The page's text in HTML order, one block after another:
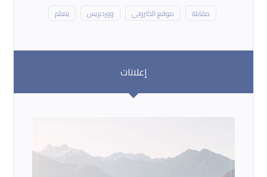
مقابلة
موقع الكتروني ووردبريس يتعلم
إعلانات